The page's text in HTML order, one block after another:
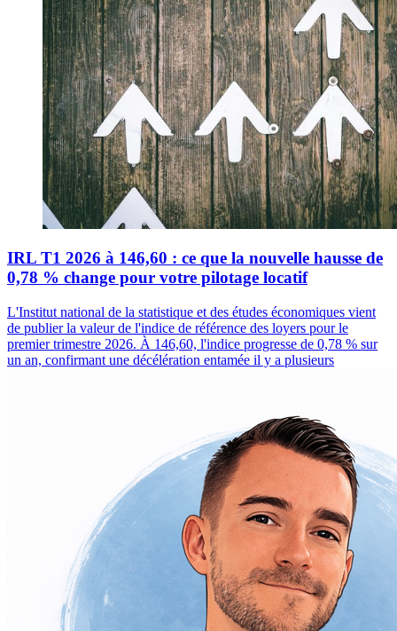
IRL T1 2026 à 146,60 : ce que la nouvelle hausse de
0,78 % change pour votre pilotage locatif
L'Institut national de la statistique et des études économiques vient
de publier la valeur de l'indice de référence des loyers pour le
premier trimestre 2026. À 146,60, l'indice progresse de 0,78 % sur
un an, confirmant une décélération entamée il y a plusieurs